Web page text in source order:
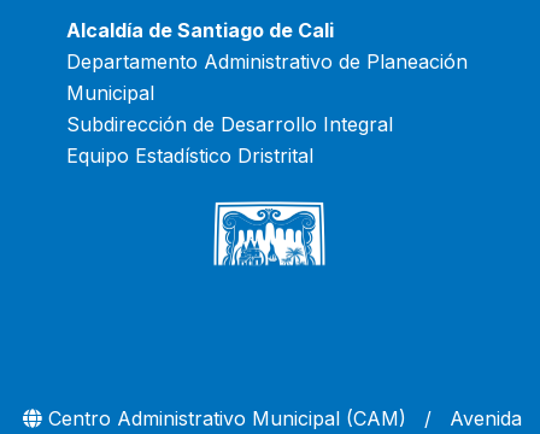
Alcaldía de Santiago de Cali
Departamento Administrativo de Planeación
Municipal
Subdirección de Desarrollo Integral
Equipo Estadístico Dristrital
Centro Administrativo Municipal (CAM) / Avenida